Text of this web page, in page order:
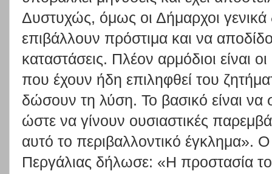
Δυστυχώς, όμως οι Δήμαρχοι γενικά
επιβάλλουν πρόστιμα και να
καταστάσεις. Πλέον αρμόδιοι είναι
που έχουν ήδη επιληφθεί του
δώσουν τη λύση. Το βασικό είναι να
ώστε να γίνουν ουσιαστικές
αυτό το περιβαλλοντικό έγκλημα».
Περγάλιας δήλωσε: «Η προστασία